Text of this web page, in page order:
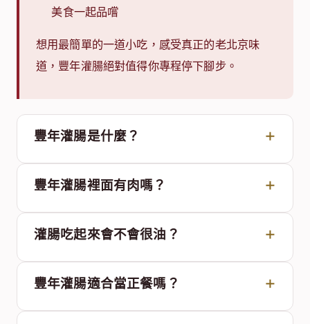
美食一起品嚐
想用最簡單的一道小吃，感受真正的老北京味
道，豐年灌腸絕對值得你專程停下腳步。
豐年灌腸是什麼？
豐年灌腸裡面有肉嗎？
灌腸吃起來會不會很油？
豐年灌腸適合當正餐嗎？